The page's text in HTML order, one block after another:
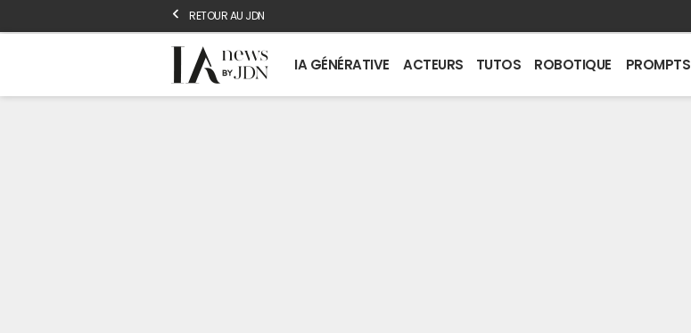
RETOUR AU JDN
IA GÉNÉRATIVE ACTEURS TUTOS ROBOTIQUE PROMPTS